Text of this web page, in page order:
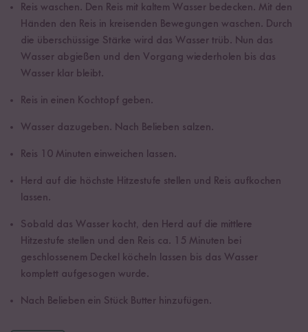
Reis waschen. Den Reis mit kaltem Wasser bedecken. Mit den
Händen den Reis in kreisenden Bewegungen waschen. Durch
die überschüssige Stärke wird das Wasser trüb. Nun das
Wasser abgießen und den Vorgang wiederholen bis das
Wasser klar bleibt.
Reis in einen Kochtopf geben.
Wasser dazugeben. Nach Belieben salzen.
Reis 10 Minuten einweichen lassen.
Herd auf die höchste Hitzestufe stellen und Reis aufkochen
lassen.
Sobald das Wasser kocht, den Herd auf die mittlere
Hitzestufe stellen und den Reis ca. 15 Minuten bei
geschlossenem Deckel köcheln lassen bis das Wasser
komplett aufgesogen wurde.
Nach Belieben ein Stück Butter hinzufügen.